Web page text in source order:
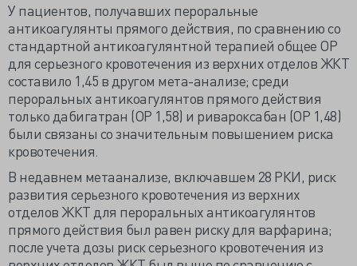
У пациентов, получавших пероральные
антикоагулянты прямого действия, по сравнению со
стандартной антикоагулянтной терапией общее ОР
для серьезного кровотечения из верхних отделов ЖКТ
составило 1,45 в другом мета-анализе; среди
пероральных антикоагулянтов прямого действия
только дабигатран (ОР 1,58) и ривароксабан (ОР 1,48)
были связаны со значительным повышением риска
кровотечения.
В недавнем метаанализе, включавшем 28 РКИ, риск
развития серьезного кровотечения из верхних
отделов ЖКТ для пероральных антикоагулянтов
прямого действия был равен риску для варфарина;
после учета дозы риск серьезного кровотечения из